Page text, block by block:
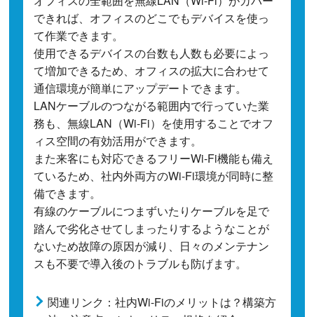
できれば、オフィスのどこでもデバイスを使っ
て作業できます。
使用できるデバイスの台数も人数も必要によっ
て増加できるため、オフィスの拡大に合わせて
通信環境が簡単にアップデートできます。
LANケーブルのつながる範囲内で行っていた業
務も、無線LAN（Wi-Fi）を使用することでオフ
ィス空間の有効活用ができます。
また来客にも対応できるフリーWi-Fi機能も備え
ているため、社内外両方のWi-Fi環境が同時に整
備できます。
有線のケーブルにつまずいたりケーブルを足で
踏んで劣化させてしまったりするようなことが
ないため故障の原因が減り、日々のメンテナン
スも不要で導入後のトラブルも防げます。
関連リンク：社内Wi-Fiのメリットは？構築方